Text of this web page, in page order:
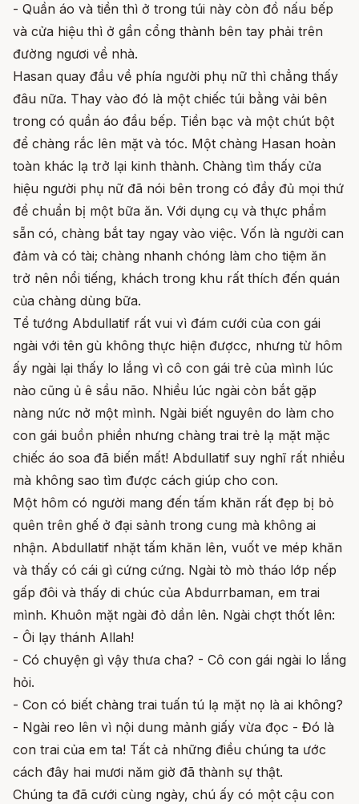
- Quần áo và tiền thì ở trong túi này còn đồ nấu bếp
và cửa hiệu thì ở gần cổng thành bên tay phải trên
đường ngươi về nhà.
Hasan quay đầu về phía người phụ nữ thì chẳng thấy
đâu nữa. Thay vào đó là một chiếc túi bằng vải bên
trong có quần áo đầu bếp. Tiền bạc và một chút bột
để chàng rắc lên mặt và tóc. Một chàng Hasan hoàn
toàn khác lạ trở lại kinh thành. Chàng tìm thấy cửa
hiệu người phụ nữ đã nói bên trong có đầy đủ mọi thứ
để chuẩn bị một bữa ăn. Với dụng cụ và thực phẩm
sẵn có, chàng bắt tay ngay vào việc. Vốn là người can
đảm và có tài; chàng nhanh chóng làm cho tiệm ăn
trở nên nổi tiếng, khách trong khu rất thích đến quán
của chàng dùng bữa.
Tể tướng Abdullatif rất vui vì đám cưới của con gái
ngài với tên gù không thực hiện đượcc, nhưng từ hôm
ấy ngài lại thấy lo lắng vì cô con gái trẻ của mình lúc
nào cũng ủ ê sầu não. Nhiều lúc ngài còn bắt gặp
nàng nức nở một mình. Ngài biết nguyên do làm cho
con gái buồn phiền nhưng chàng trai trẻ lạ mặt mặc
chiếc áo soa đã biến mất! Abdullatif suy nghĩ rất nhiều
mà không sao tìm được cách giúp cho con.
Một hôm có người mang đến tấm khăn rất đẹp bị bỏ
quên trên ghế ở đại sảnh trong cung mà không ai
nhận. Abdullatif nhặt tấm khăn lên, vuốt ve mép khăn
và thấy có cái gì cứng cứng. Ngài tò mò tháo lớp nếp
gấp đôi và thấy di chúc của Abdurrbaman, em trai
mình. Khuôn mặt ngài đỏ dần lên. Ngài chợt thốt lên:
- Ôi lạy thánh Allah!
- Có chuyện gì vậy thưa cha? - Cô con gái ngài lo lắng
hỏi.
- Con có biết chàng trai tuấn tú lạ mặt nọ là ai không?
- Ngài reo lên vì nội dung mảnh giấy vừa đọc - Đó là
con trai của em ta! Tất cả những điều chúng ta ước
cách đây hai mươi năm giờ đã thành sự thật.
Chúng ta đã cưới cùng ngày, chú ấy có một cậu con